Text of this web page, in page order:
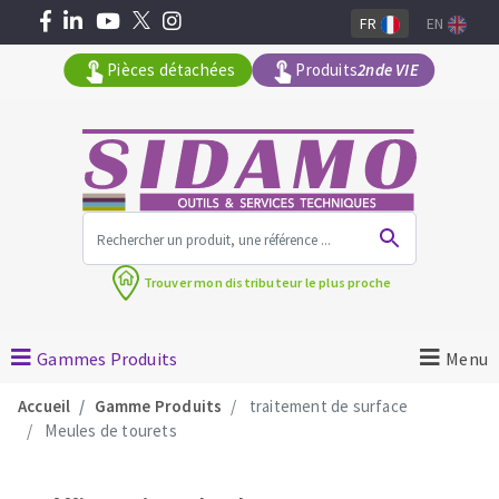
MACHINES POUR LE BATIMENT
Meuleuses angulaires
Surfaceuses à béton
Pièces détachées Produits2nde VIE
FR EN
Trouver mondistributeur le plus proche
Gammes Produits Menu
Accueil Gamme Produits
traitement de surface
Meules de tourets